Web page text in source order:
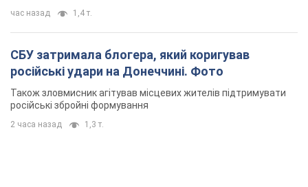
час назад 1,4 т.
СБУ затримала блогера, який коригував
російські удари на Донеччині. Фото
Також зловмисник агітував місцевих жителів підтримувати
російські збройні формування
2 часа назад 1,3 т.